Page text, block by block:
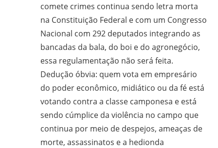
comete crimes continua sendo letra morta
na Constituição Federal e com um Congresso
Nacional com 292 deputados integrando as
bancadas da bala, do boi e do agronegócio,
essa regulamentação não será feita.
Dedução óbvia: quem vota em empresário
do poder econômico, midiático ou da fé está
votando contra a classe camponesa e está
sendo cúmplice da violência no campo que
continua por meio de despejos, ameaças de
morte, assassinatos e a hedionda